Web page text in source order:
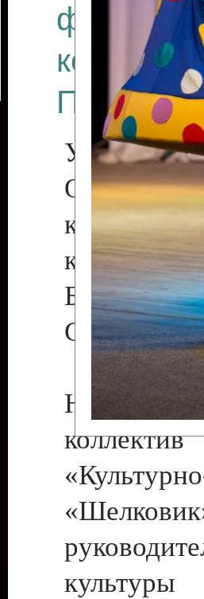
Участники
Бендеры ,
Светлана